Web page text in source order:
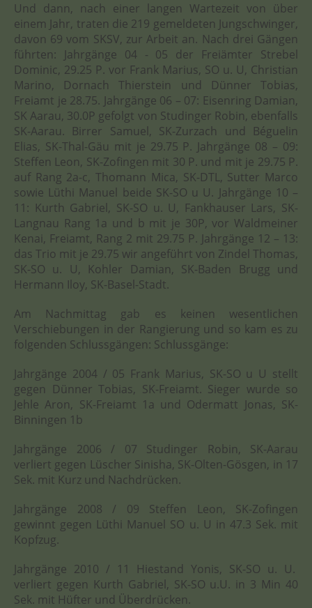
Und dann, nach einer langen Wartezeit von über
einem Jahr, traten die 219 gemeldeten Jungschwinger,
davon 69 vom SKSV, zur Arbeit an. Nach drei Gängen
führten: Jahrgänge 04 - 05 der Freiämter Strebel
Dominic, 29.25 P. vor Frank Marius, SO u. U, Christian
Marino, Dornach Thierstein und Dünner Tobias,
Freiamt je 28.75. Jahrgänge 06 – 07: Eisenring Damian,
SK Aarau, 30.0P gefolgt von Studinger Robin, ebenfalls
SK-Aarau. Birrer Samuel, SK-Zurzach und Béguelin
Elias, SK-Thal-Gäu mit je 29.75 P. Jahrgänge 08 – 09:
Steffen Leon, SK-Zofingen mit 30 P. und mit je 29.75 P.
auf Rang 2a-c, Thomann Mica, SK-DTL, Sutter Marco
sowie Lüthi Manuel beide SK-SO u U. Jahrgänge 10 –
11: Kurth Gabriel, SK-SO u. U, Fankhauser Lars, SK-
Langnau Rang 1a und b mit je 30P, vor Waldmeiner
Kenai, Freiamt, Rang 2 mit 29.75 P. Jahrgänge 12 – 13:
das Trio mit je 29.75 wir angeführt von Zindel Thomas,
SK-SO u. U, Kohler Damian, SK-Baden Brugg und
Hermann Iloy, SK-Basel-Stadt.
Am Nachmittag gab es keinen wesentlichen
Verschiebungen in der Rangierung und so kam es zu
folgenden Schlussgängen: Schlussgänge:
Jahrgänge 2004 / 05 Frank Marius, SK-SO u U stellt
gegen Dünner Tobias, SK-Freiamt. Sieger wurde so
Jehle Aron, SK-Freiamt 1a und Odermatt Jonas, SK-
Binningen 1b
Jahrgänge 2006 / 07 Studinger Robin, SK-Aarau
verliert gegen Lüscher Sinisha, SK-Olten-Gösgen, in 17
Sek. mit Kurz und Nachdrücken.
Jahrgänge 2008 / 09 Steffen Leon, SK-Zofingen
gewinnt gegen Lüthi Manuel SO u. U in 47.3 Sek. mit
Kopfzug.
Jahrgänge 2010 / 11 Hiestand Yonis, SK-SO u. U.
verliert gegen Kurth Gabriel, SK-SO u.U. in 3 Min 40
Sek. mit Hüfter und Überdrücken.